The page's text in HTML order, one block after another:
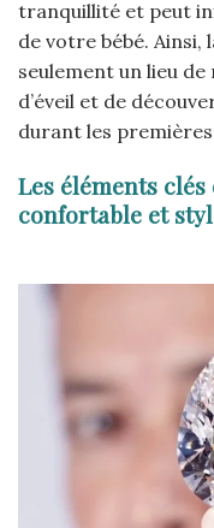
tranquillité et peut
de votre bébé. Ainsi,
seulement un lieu de
d’éveil et de
durant les premières
Les éléments clés
confortable et